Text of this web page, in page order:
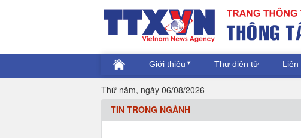
Giới thiệu Thư điện tử Liên
Thứ năm, ngày 06/08/2026
TIN TRONG NGÀNH